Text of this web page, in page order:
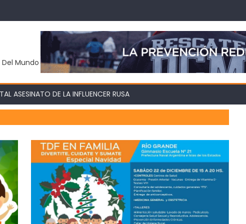
Mundo
ASESINATO DE LA INFLUENCER RUSA